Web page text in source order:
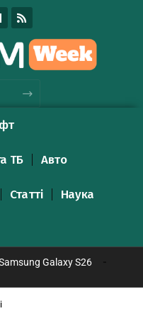
ТБ Авто
Статті Наука
Galaxy S26